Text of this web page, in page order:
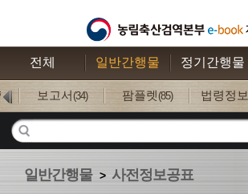
전체 일반간행물 정기간행물
보고서(34) 팜플렛(85) 법령정보
일반간행물 > 사전정보공표